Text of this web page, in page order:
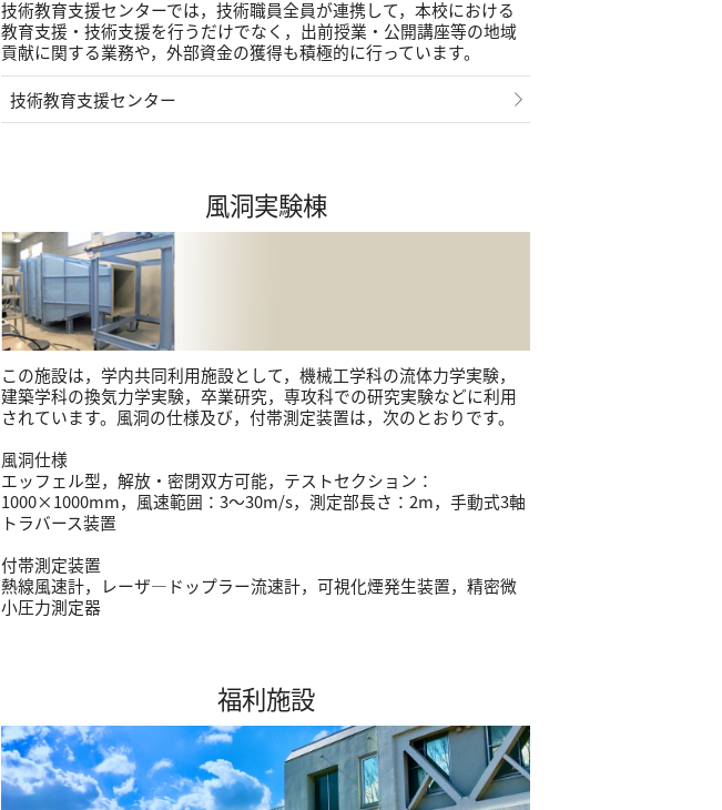
技術教育支援センターでは，技術職員全員が連携して，本校における
教育支援・技術支援を行うだけでなく，出前授業・公開講座等の地域
貢献に関する業務や，外部資金の獲得も積極的に行っています。
技術教育支援センター
風洞実験棟
この施設は，学内共同利用施設として，機械工学科の流体力学実験，
建築学科の換気力学実験，卒業研究，専攻科での研究実験などに利用
されています。風洞の仕様及び，付帯測定装置は，次のとおりです。
風洞仕様
エッフェル型，解放・密閉双方可能，テストセクション：
1000×1000mm，風速範囲：3～30m/s，測定部長さ：2m，手動式3軸
トラバース装置
付帯測定装置
熱線風速計，レーザ―ドップラー流速計，可視化煙発生装置，精密微
小圧力測定器
福利施設